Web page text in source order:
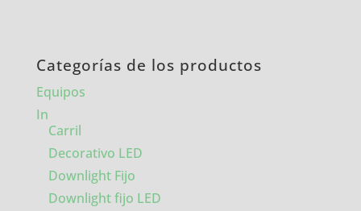
Categorías de los productos
Equipos
In
Carril
Decorativo LED
Downlight Fijo
Downlight fijo LED